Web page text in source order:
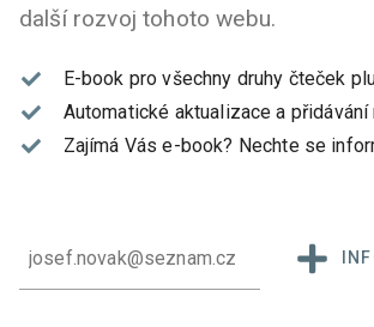
další rozvoj tohoto webu.
E-book pro všechny druhy čteček
Automatické aktualizace a přidávání
Zajímá Vás e-book? Nechte se